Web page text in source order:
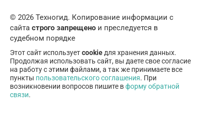
© 2026 Техногид. Копирование информации с
сайта строго запрещено и преследуется в
судебном порядке
Этот сайт используетcookie для хранения данных.
Продолжая использовать сайт, вы даете свое согласие
на работу с этими файлами, а так же принимаете все
пункты пользовательского соглашения. При
возникновении вопросов пишите вформу обратной
связи.